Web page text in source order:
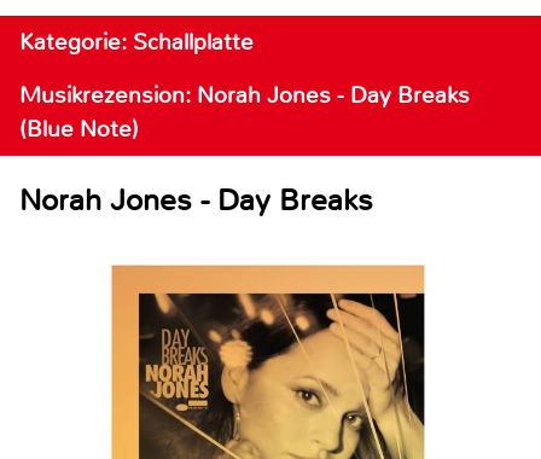
Kategorie: Schallplatte
Musikrezension: Norah Jones - Day Breaks
(Blue Note)
Norah Jones - Day Breaks